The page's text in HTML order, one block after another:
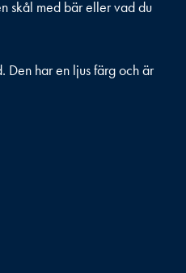
skål med bär eller vad du
Den har en ljus färg och är